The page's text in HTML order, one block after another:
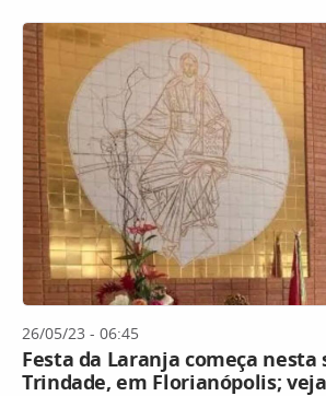
26/05/23 - 06:45
Festa da Laranja começa nesta
Trindade, em Florianópolis;